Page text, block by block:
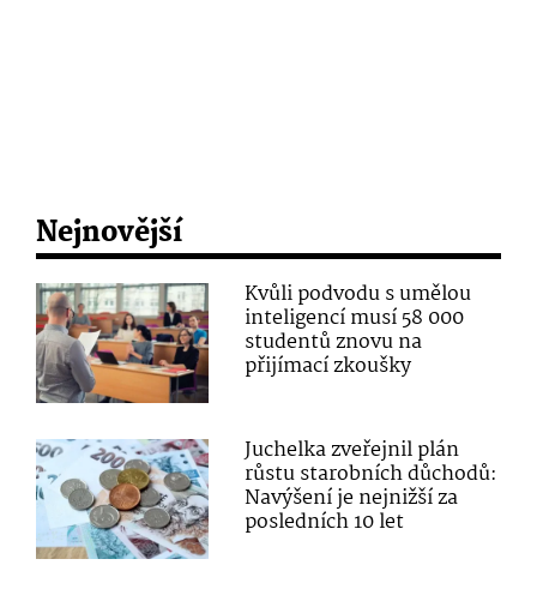
Nejnovější
Kvůli podvodu s umělou
inteligencí musí 58 000
studentů znovu na
přijímací zkoušky
Juchelka zveřejnil plán
růstu starobních důchodů:
Navýšení je nejnižší za
posledních 10 let